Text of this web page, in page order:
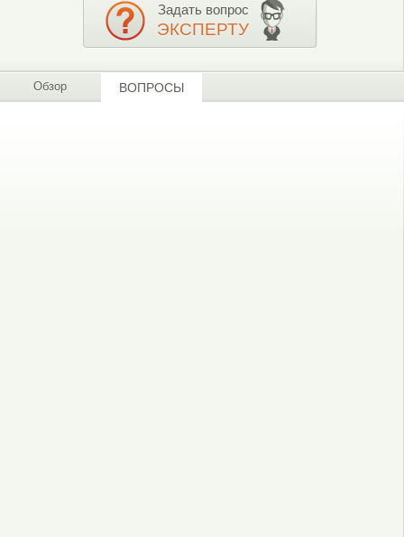
Задать вопрос
ЭКСПЕРТУ
Обзор ВОПРОСЫ